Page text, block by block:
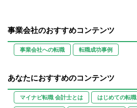
事業会社のおすすめコンテンツ
事業会社への転職 転職成功事例
あなたにおすすめのコンテンツ
マイナビ転職 会計士とは はじめての転職